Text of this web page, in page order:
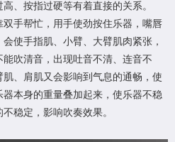
、按指过硬等有着直接的关系。
手帮忙，用手使劲按住乐器，嘴唇
使手指肌、小臂、大臂肌肉紧张，
吹清音，出现吐音不清、连音不
、肩肌又会影响到气息的通畅，使
本身的重量叠加起来，使乐器不稳
稳定，影响吹奏效果。